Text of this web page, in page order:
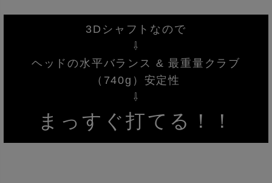
3Dシャフトなので
⇩
ヘッドの水平バランス & 最重量クラブ
（740g）安定性
⇩
まっすぐ打てる！！